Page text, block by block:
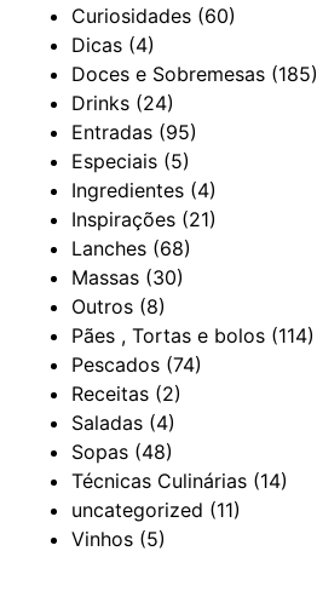
Curiosidades (60)
Dicas (4)
Doces e Sobremesas (185)
Drinks (24)
Entradas (95)
Especiais (5)
Ingredientes (4)
Inspirações (21)
Lanches (68)
Massas (30)
Outros (8)
Pães , Tortas e bolos (114)
Pescados (74)
Receitas (2)
Saladas (4)
Sopas (48)
Técnicas Culinárias (14)
uncategorized (11)
Vinhos (5)